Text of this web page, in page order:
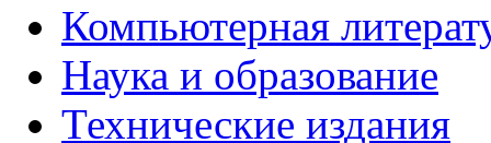
Компьютерная
Наука и образование
Технические издания